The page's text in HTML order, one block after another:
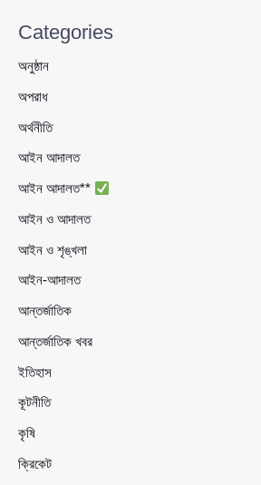
Categories
অনুষ্ঠান
অপরাধ
অর্থনীতি
আইন আদালত
আইন আদালত**
আইন ও আদালত
আইন ও শৃঙ্খলা
আইন-আদালত
আন্তর্জাতিক
আন্তর্জাতিক খবর
ইতিহাস
কূটনীতি
কৃষি
ক্রিকেট